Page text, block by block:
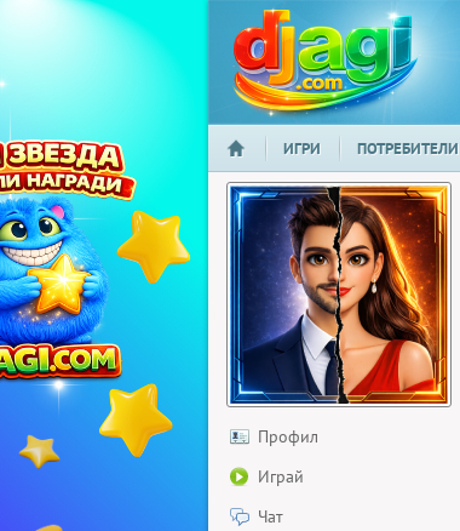
djagi.com
НАЧАЛО
ИГРИ ПОТРЕБИТЕЛИ
Профил
Играй
Чат